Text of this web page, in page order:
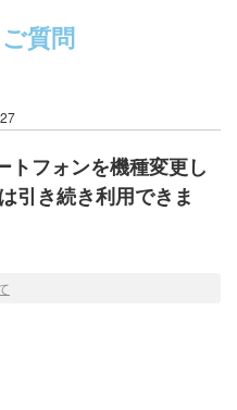
質問
トフォンを機種変更し
引き続き利用できま